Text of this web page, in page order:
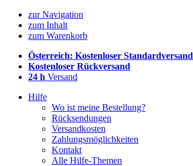
zur Navigation
zum Inhalt
zum Warenkorb
Österreich: Kostenloser Standardversand
Kostenloser Rückversand
24 h Versand
Hilfe
Wo ist meine Bestellung?
Rücksendungen
Versandkosten
Zahlungsmöglichkeiten
Kontakt
Alle Hilfe-Themen